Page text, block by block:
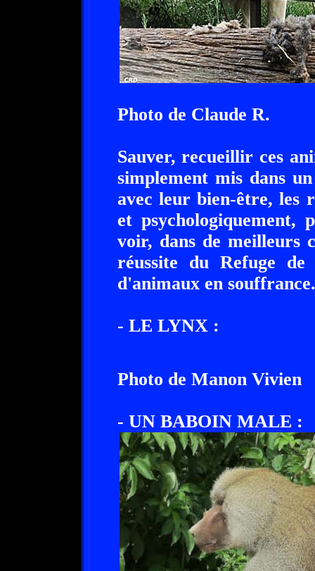
Photo de Claude R.
Sauver, recueillir ces
simplement mis dans
avec leur bien-être, les
et psychologiquement,
voir, dans de meilleurs
réussite du Refuge
d'animaux en souffrance.
- LE LYNX :
Photo de Manon Vivien
- UN BABOIN MALE :